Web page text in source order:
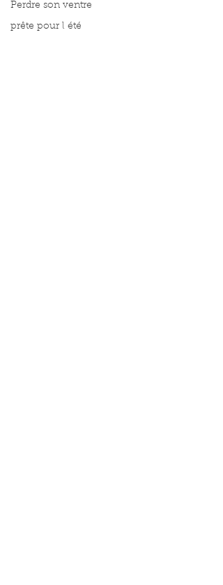
Perdre son ventre
prête pour l été